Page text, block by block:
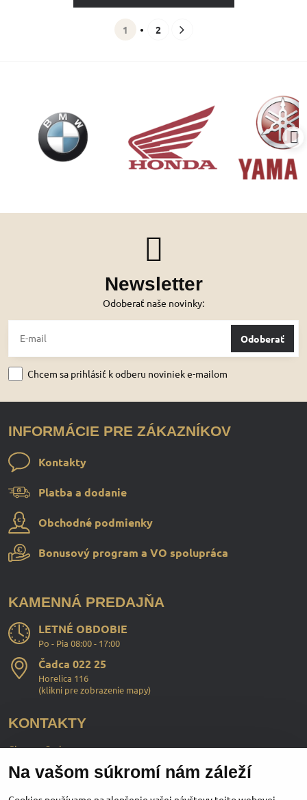
1 2
Newsletter
Odoberať naše novinky:
Odoberať
Chcem sa prihlásiť k odberu noviniek e-mailom
INFORMÁCIE PRE ZÁKAZNÍKOV
Kontakty
Platba a dodanie
Obchodné podmienky
Bonusový program a VO spolupráca
KAMENNÁ PREDAJŇA
LETNÉ OBDOBIE
Po - Pia 08:00 - 17:00
Čadca 022 25
Horelica 116
(klikni pre zobrazenie mapy)
KONTAKTY
ChopperStyle s.r.o.
Ing. Martin Murčo
Na vašom súkromí nám záleží